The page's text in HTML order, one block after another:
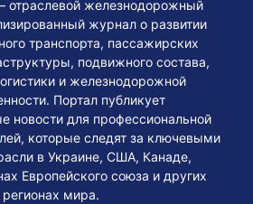
отраслевой железнодорожный
журнал о развитии
транспорта, пассажирских
подвижного состава,
и железнодорожной
Портал публикует
новости для профессиональной
которые следят за ключевыми
в Украине, США, Канаде,
Европейского союза и других
регионах мира.